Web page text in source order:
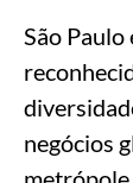
São
negócios